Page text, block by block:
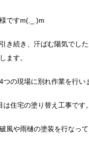
ですm(._.)m
き続き、汗ばむ陽気でし
ます。
つの現場に別れ作業を行い
は住宅の塗り替え工事です。
風や雨樋の塗装を行なっ